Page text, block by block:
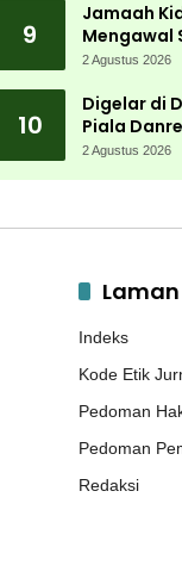
9
Jamaah
Mengawal
Muktamar
2 Agustus 2026
10
Digelar di
Piala
Jombang
2 Agustus 2026
Laman
Indeks
Kode Etik
Pedoman
Pedoman
Redaksi